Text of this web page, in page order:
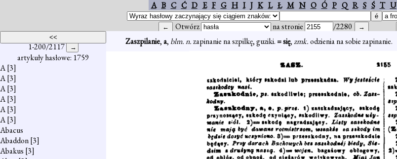
A B C Ć D E F G H I J K L Ł M N O Ó P Q R S Ś T U
Otwórz na stronie /2280
1-200/2117
artykuły hasłowe: 1759
A[3]
A[3]
A[3]
A[3]
A[3]
A[3]
Abacus
Abaddon[3]
Abakus [3]
Zaszpilanie,a, blm. n.zapinanie na szpilkę, guziki.= się,zmk.odzienia na sobie zapinanie.